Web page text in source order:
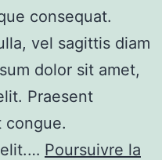
consequat.
vel sagittis diam
dolor sit amet,
Praesent
congue.
Poursuivre la